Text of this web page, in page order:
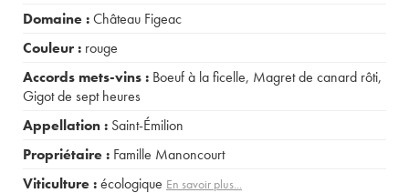
Domaine :Château Figeac
Couleur : rouge
Accords mets-vins : Boeuf à la ficelle, Magret de canard rôti,
Gigot de sept heures
Appellation : Saint-Émilion
Propriétaire : Famille Manoncourt
Viticulture :écologique En savoir plus...